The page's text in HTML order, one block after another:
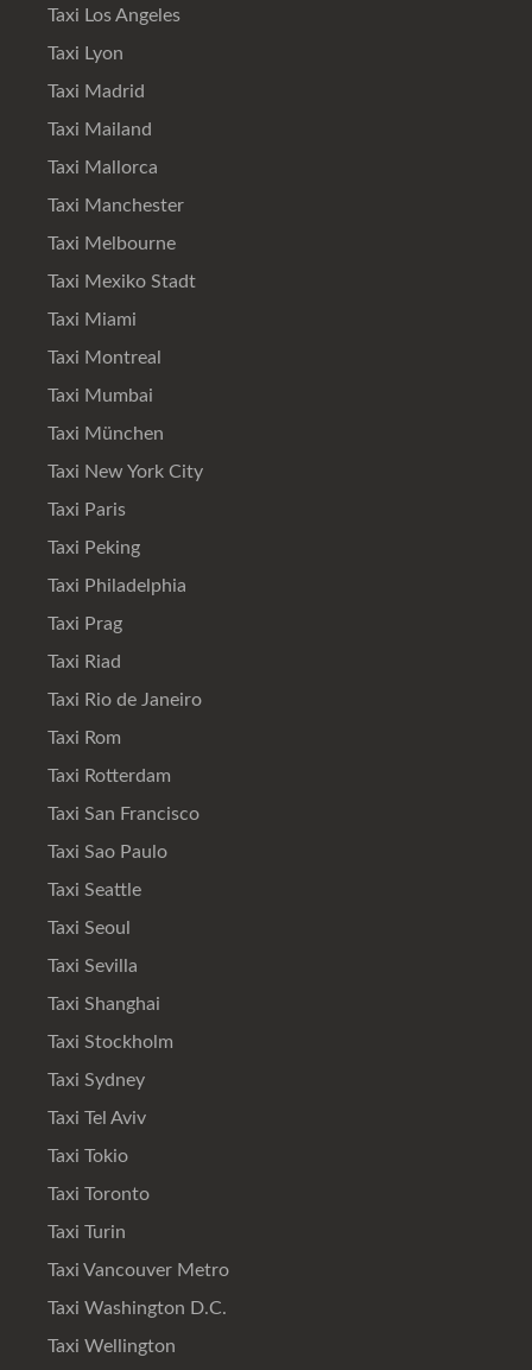
Taxi Los Angeles
Taxi Lyon
Taxi Madrid
Taxi Mailand
Taxi Mallorca
Taxi Manchester
Taxi Melbourne
Taxi Mexiko Stadt
Taxi Miami
Taxi Montreal
Taxi Mumbai
Taxi München
Taxi New York City
Taxi Paris
Taxi Peking
Taxi Philadelphia
Taxi Prag
Taxi Riad
Taxi Rio de Janeiro
Taxi Rom
Taxi Rotterdam
Taxi San Francisco
Taxi Sao Paulo
Taxi Seattle
Taxi Seoul
Taxi Sevilla
Taxi Shanghai
Taxi Stockholm
Taxi Sydney
Taxi Tel Aviv
Taxi Tokio
Taxi Toronto
Taxi Turin
Taxi Vancouver Metro
Taxi Washington D.C.
Taxi Wellington